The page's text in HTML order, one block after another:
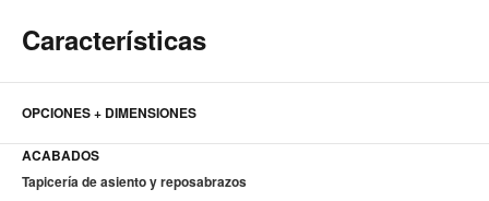
Características
OPCIONES + DIMENSIONES
ACABADOS
Tapicería de asiento y reposabrazos